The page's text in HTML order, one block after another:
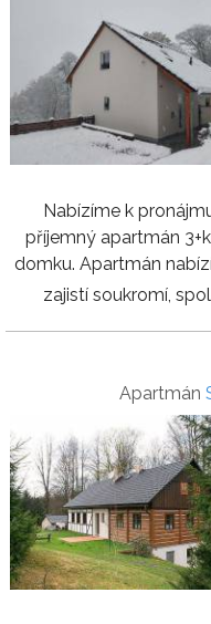
Nabízíme k
příjemný apartmán
domku. Apartmán
zajistí soukromí,
Apartmán